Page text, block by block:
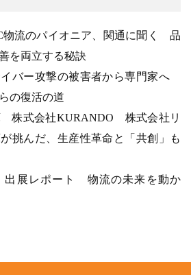
流のパイオニア、関通に聞く 品
を両立する秘訣
バー攻撃の被害者から専門家へ
の復活の道
株式会社KURANDO 株式会社リ
挑んだ、生産性革命と「共創」も
展レポート 物流の未来を動か